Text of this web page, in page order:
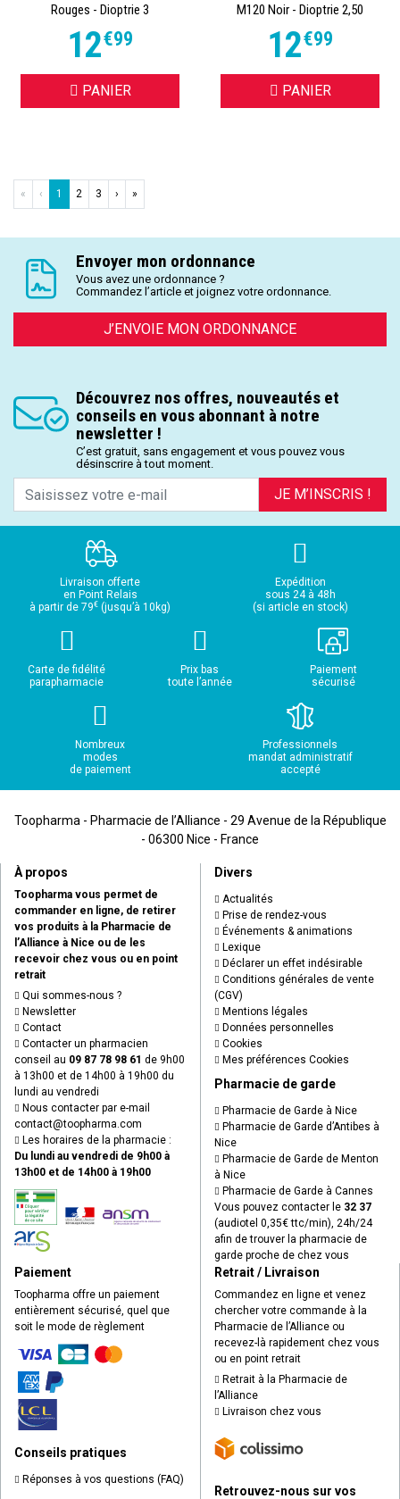
Rouges - Dioptrie 3
12€99
PANIER
M120 Noir - Dioptrie 2,50
12€99
PANIER
« ‹ 1 2 3 › »
Envoyer mon ordonnance
Vous avez une ordonnance ?
Commandez l’article et joignez votre ordonnance.
J’ENVOIE MON ORDONNANCE
Découvrez nos offres, nouveautés et
conseils en vous abonnant à notre
newsletter !
C’est gratuit, sans engagement et vous pouvez vous
désinscrire à tout moment.
JE M’INSCRIS !
Livraison offerte
en Point Relais
à partir de 79€ (jusqu’à 10kg)
Expédition
sous 24 à 48h
(si article en stock)
Carte de fidélité
parapharmacie
Prix bas
toute l’année
Paiement
sécurisé
Nombreux
modes
de paiement
Professionnels
mandat administratif
accepté
Toopharma - Pharmacie de l’Alliance - 29 Avenue de la République
- 06300 Nice - France
À propos
Toopharma vous permet de
commander en ligne, de retirer
vos produits à la Pharmacie de
l’Alliance à Nice ou de les
recevoir chez vous ou en point
retrait
Qui sommes-nous ?
Newsletter
Contact
Contacter un pharmacien
conseil au 09 87 78 98 61 de 9h00
à 13h00 et de 14h00 à 19h00 du
lundi au vendredi
Nous contacter par e-mail
contact@toopharma.com
Les horaires de la pharmacie :
Du lundi au vendredi de 9h00 à
13h00 et de 14h00 à 19h00
Divers
Actualités
Prise de rendez-vous
Événements & animations
Lexique
Déclarer un effet indésirable
Conditions générales de vente
(CGV)
Mentions légales
Données personnelles
Cookies
Mes préférences Cookies
Pharmacie de garde
Pharmacie de Garde à Nice
Pharmacie de Garde d’Antibes à
Nice
Pharmacie de Garde de Menton
à Nice
Pharmacie de Garde à Cannes
Vous pouvez contacter le 32 37
(audiotel 0,35€ ttc/min), 24h/24
afin de trouver la pharmacie de
garde proche de chez vous
Paiement
Toopharma offre un paiement
entièrement sécurisé, quel que
soit le mode de règlement
Conseils pratiques
Réponses à vos questions (FAQ)
Retrait / Livraison
Commandez en ligne et venez
chercher votre commande à la
Pharmacie de l’Alliance ou
recevez-là rapidement chez vous
ou en point retrait
Retrait à la Pharmacie de
l’Alliance
Livraison chez vous
Retrouvez-nous sur vos